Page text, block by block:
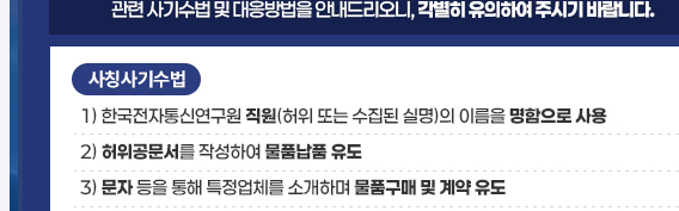
부패징계 현황
감사결과공개